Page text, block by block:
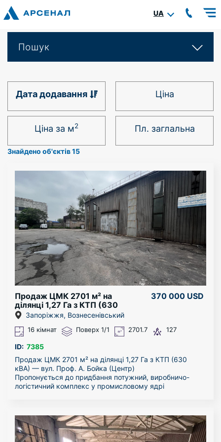
UA
Пошук
Дата додавання Ціна
Ціна за м2 Пл. заглальна
Знайдено об'єктів 15
Продаж ЦМК 2701 м² на
ділянці 1,27 Га з КТП (630
кВА) — Центр
370 000 USD
Запоріжжя, Вознесенівський
16 кімнат Поверх 1/1 2701.7 127
ID: 7385
Продаж ЦМК 2701 м² на ділянці 1,27 Га з КТП (630
кВА) — вул. Проф. А. Бойка (Центр)
Пропонується до придбання потужний, виробничо-
логістичний комплекс у промисловому ядрі
центрального логістичного хабу або масштабного
автотранспортного вузла.
СТРАТЕГІЧНА ЛОКАЦІЯ, ЗЕМЛЯ ТА ЛОГІСТИКА (1,27